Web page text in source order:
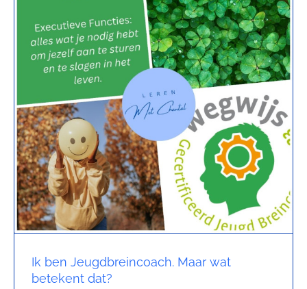
Ik ben Jeugdbreincoach. Maar wat
betekent dat?